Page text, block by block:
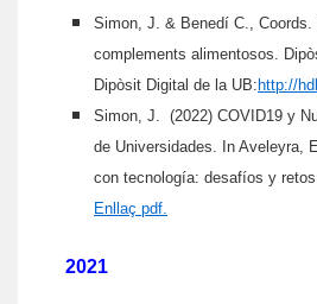
Simon, J. & Benedí C.,
complements alimentosos.
Dipòsit Digital de la UB: http://
Simon, J. (2022) COVID19 y
de Universidades. In Aveleyra,
con tecnología: desafíos y
Enllaç pdf.
2021